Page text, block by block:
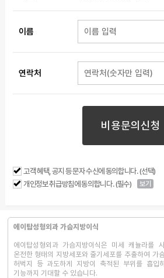
이름
연락처
비용문의신청
고객 혜택, 공지 등 문자 수신에 동의합니다. (선택)
개인정보 취급방침에 동의합니다. (필수)
보기
에이탑성형외과 가슴지방이식
에이탑성형외과 가슴지방이식은 미세 캐뉼라를
온전한 형태의 지방세포와 줄기세포를 추출하여 가
허벅지 등 과도하게 지방이 축적된 부위를 흡입
기능까지 기대할 수 있습니다.